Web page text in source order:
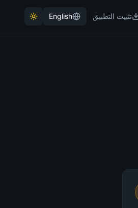
تثبيت التطبيق English